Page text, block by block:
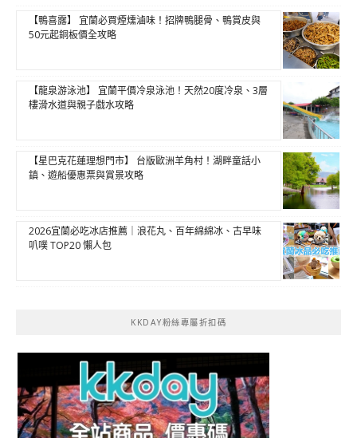
【鴨喜露】 宜蘭必買煙燻滷味！招牌鴨腿骨、鴨賞皮與
50元起銅板價全攻略
【龍泉游泳池】 宜蘭平價冷泉泳池！天然20度冷泉、3層
樓滑水道與親子戲水攻略
【星巴克花蓮理想門市】 台版歐洲羊角村！湖畔童話小
鎮、遊船優惠票與賞景攻略
2026宜蘭必吃冰店推薦｜浪花丸、百年綿綿冰、古早味
叭噗 TOP20 懶人包
KKDAY粉絲專屬折扣碼